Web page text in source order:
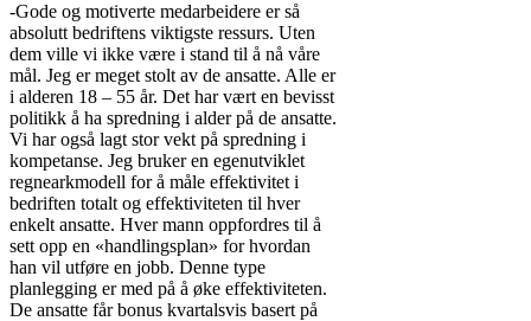
-Gode og motiverte medarbeidere er så
absolutt bedriftens viktigste ressurs. Uten
dem ville vi ikke være i stand til å nå våre
mål. Jeg er meget stolt av de ansatte. Alle er
i alderen 18 – 55 år. Det har vært en bevisst
politikk å ha spredning i alder på de ansatte.
Vi har også lagt stor vekt på spredning i
kompetanse. Jeg bruker en egenutviklet
regnearkmodell for å måle effektivitet i
bedriften totalt og effektiviteten til hver
enkelt ansatte. Hver mann oppfordres til å
sett opp en «handlingsplan» for hvordan
han vil utføre en jobb. Denne type
planlegging er med på å øke effektiviteten.
De ansatte får bonus kvartalsvis basert på